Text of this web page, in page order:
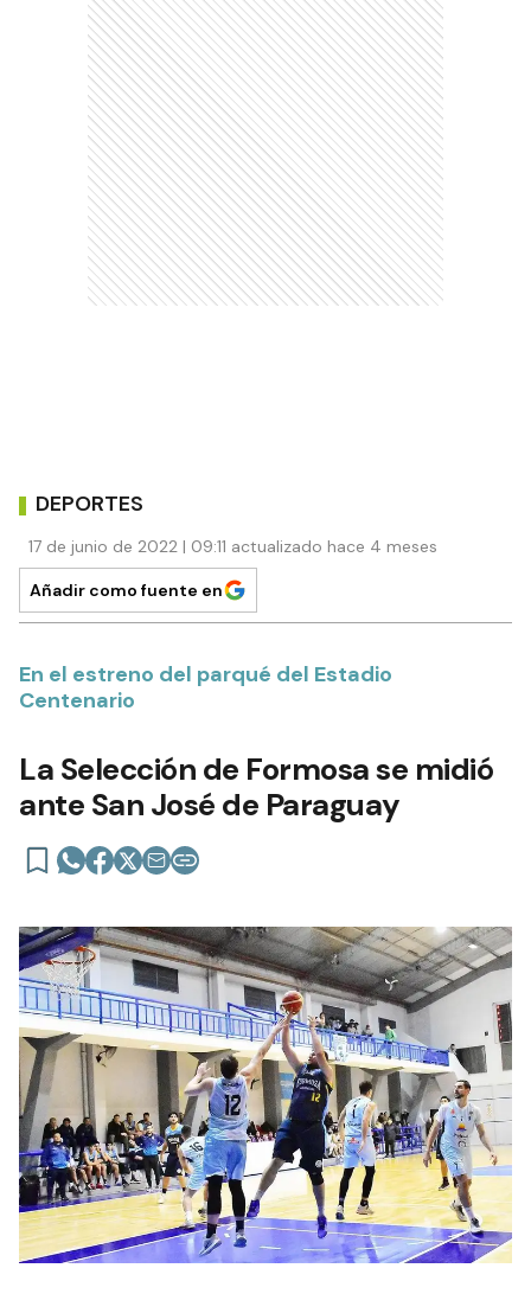
DEPORTES
17 de junio de 2022 | 09:11 actualizado hace 4 meses
Añadir como fuente en
En el estreno del parqué del Estadio
Centenario
La Selección de Formosa se midió
ante San José de Paraguay